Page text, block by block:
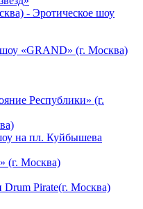
- Эротическое шоу
«GRAND» (г. Москва)
Республики» (г.
на пл. Куйбышева
(г. Москва)
Pirate(г. Москва)